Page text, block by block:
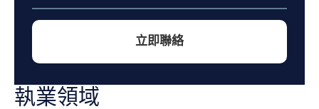
立即聯絡
執業領域